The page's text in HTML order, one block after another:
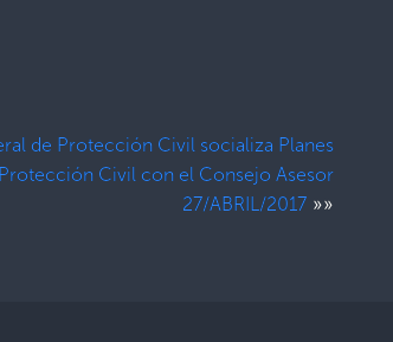
de Protección Civil socializa Planes
Civil con el Consejo Asesor
27/ABRIL/2017 »»